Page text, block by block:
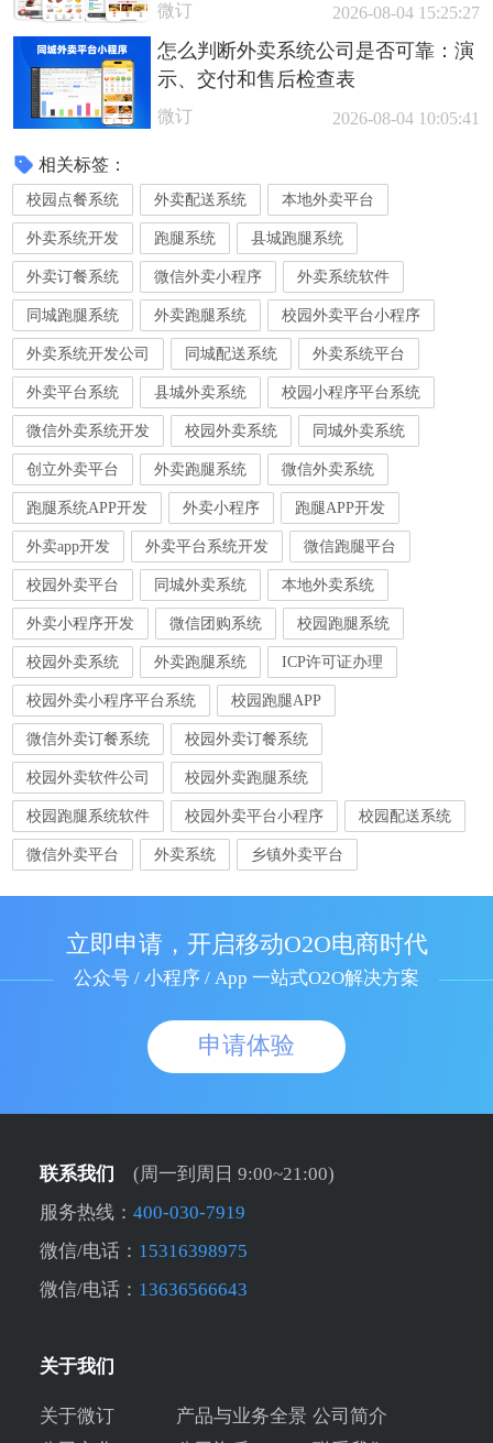
微订 2026-08-04 15:25:27
怎么判断外卖系统公司是否可靠：演
示、交付和售后检查表
微订 2026-08-04 10:05:41
相关标签：
校园点餐系统 外卖配送系统 本地外卖平台
外卖系统开发 跑腿系统 县城跑腿系统
外卖订餐系统 微信外卖小程序 外卖系统软件
同城跑腿系统 外卖跑腿系统 校园外卖平台小程序
外卖系统开发公司 同城配送系统 外卖系统平台
外卖平台系统 县城外卖系统 校园小程序平台系统
微信外卖系统开发 校园外卖系统 同城外卖系统
创立外卖平台 外卖跑腿系统 微信外卖系统
跑腿系统APP开发 外卖小程序 跑腿APP开发
外卖app开发 外卖平台系统开发 微信跑腿平台
校园外卖平台 同城外卖系统 本地外卖系统
外卖小程序开发 微信团购系统 校园跑腿系统
校园外卖系统 外卖跑腿系统 ICP许可证办理
校园外卖小程序平台系统 校园跑腿APP
微信外卖订餐系统 校园外卖订餐系统
校园外卖软件公司 校园外卖跑腿系统
校园跑腿系统软件 校园外卖平台小程序 校园配送系统
微信外卖平台 外卖系统 乡镇外卖平台
立即申请，开启移动O2O电商时代
公众号 / 小程序 / App 一站式O2O解决方案
申请体验
联系我们
(周一到周日 9:00~21:00)
服务热线： 400-030-7919
微信/电话： 15316398975
微信/电话： 13636566643
关于我们
关于微订 产品与业务全景 公司简介